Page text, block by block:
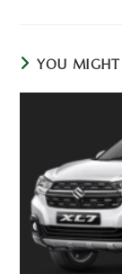
YOU MIGHT